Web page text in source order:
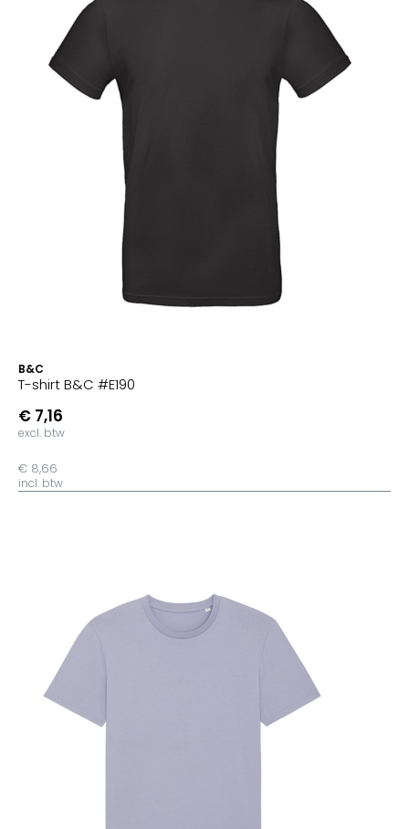
B&C
T-shirt B&C #E190
€ 7,16
excl. btw
€ 8,66
incl. btw